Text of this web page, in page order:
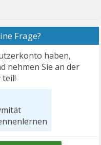
Frage?
haben,
nehmen Sie an der